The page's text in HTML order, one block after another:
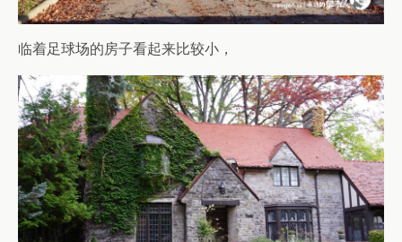
临着足球场的房子看起来比较小，